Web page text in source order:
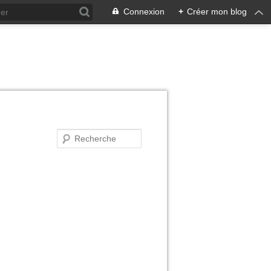
Connexion + Créer mon blog